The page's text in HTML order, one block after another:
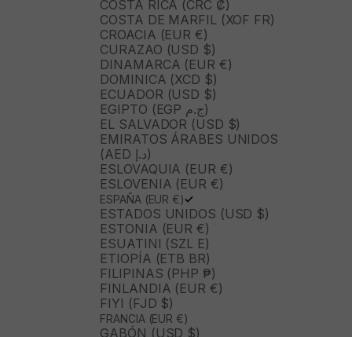
COSTA RICA (CRC ₡)
COSTA DE MARFIL (XOF FR)
CROACIA (EUR €)
CURAZAO (USD $)
DINAMARCA (EUR €)
DOMINICA (XCD $)
ECUADOR (USD $)
EGIPTO (EGP ج.م)
EL SALVADOR (USD $)
EMIRATOS ÁRABES UNIDOS
(AED د.إ)
ESLOVAQUIA (EUR €)
ESLOVENIA (EUR €)
ESPAÑA (EUR €)
ESTADOS UNIDOS (USD $)
ESTONIA (EUR €)
ESUATINI (SZL E)
ETIOPÍA (ETB BR)
FILIPINAS (PHP ₱)
FINLANDIA (EUR €)
FIYI (FJD $)
FRANCIA (EUR €)
GABÓN (USD $)